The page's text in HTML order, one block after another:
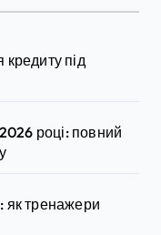
під
році: повний
тренажери